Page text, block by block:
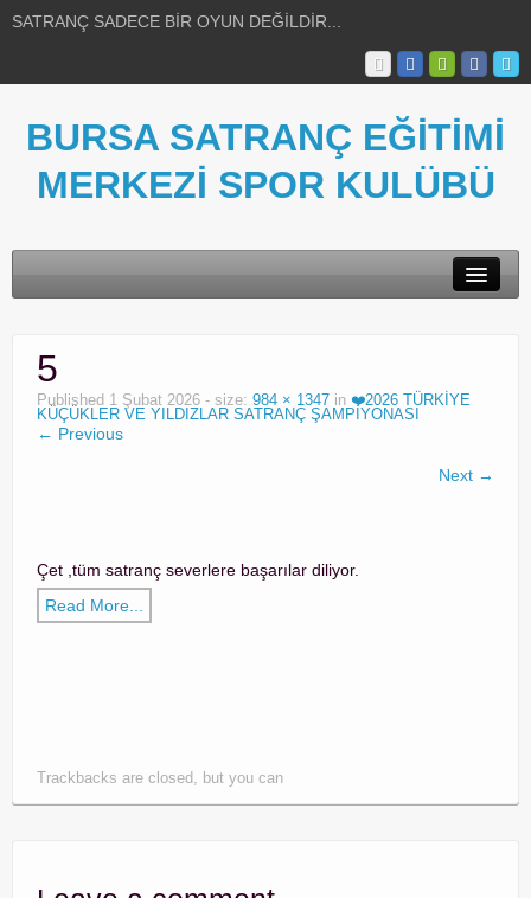
SATRANÇ SADECE BİR OYUN DEĞİLDİR...
BURSA SATRANÇ EĞİTİMİ
MERKEZİ SPOR KULÜBÜ
FOTOĞRAFLAR
SATRANÇ BİLGİLERİ
SATRANCA BAŞLAMA YAŞI…
5
Published 1 Şubat 2026 - size: 984 × 1347 in ❤️2026 TÜRKİYE
KÜÇÜKLER VE YILDIZLAR SATRANÇ ŞAMPİYONASI
← Previous
Next →
Çet ,tüm satranç severlere başarılar diliyor.
Read More...
Trackbacks are closed, but you can